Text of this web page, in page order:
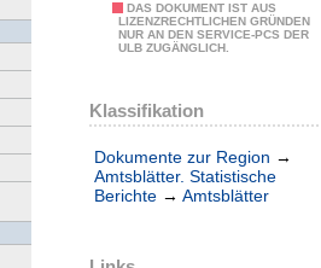
DAS DOKUMENT IST AUS
LIZENZRECHTLICHEN GRÜNDEN
NUR AN DEN SERVICE-PCS DER
ULB ZUGÄNGLICH.
Klassifikation
Dokumente zur Region →
Amtsblätter. Statistische
Berichte → Amtsblätter